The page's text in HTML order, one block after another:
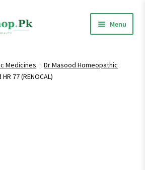
Menu
Medicines
Dr Masood Homeopathic
77 (RENOCAL)